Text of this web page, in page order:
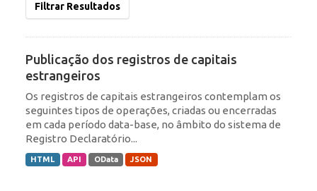
Filtrar Resultados
Publicação dos registros de capitais
estrangeiros
Os registros de capitais estrangeiros contemplam os
seguintes tipos de operações, criadas ou encerradas
em cada período data-base, no âmbito do sistema de
Registro Declaratório...
HTML API OData JSON